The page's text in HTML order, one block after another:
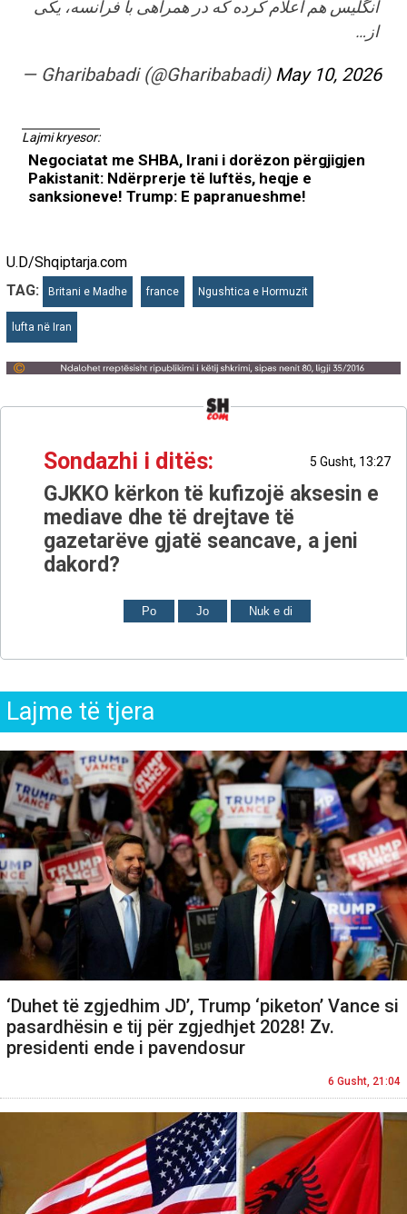
انگلیس هم اعلام کرده که در همراهی با فرانسه، یکی
از…
— Gharibabadi (@Gharibabadi) May 10, 2026
Lajmi kryesor:
Negociatat me SHBA, Irani i dorëzon përgjigjen
Pakistanit: Ndërprerje të luftës, heqje e
sanksioneve! Trump: E papranueshme!
U.D/Shqiptarja.com
TAG:
Britani e Madhe france Ngushtica e Hormuzit
lufta në Iran
Sondazhi i ditës: 5 Gusht, 13:27
GJKKO kërkon të kufizojë aksesin e
mediave dhe të drejtave të
gazetarëve gjatë seancave, a jeni
dakord?
Po Jo Nuk e di
Lajme të tjera
‘Duhet të zgjedhim JD’, Trump ‘piketon’ Vance si
pasardhësin e tij për zgjedhjet 2028! Zv.
presidenti ende i pavendosur
6 Gusht, 21:04